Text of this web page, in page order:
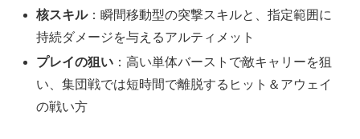
核スキル：瞬間移動型の突撃スキルと、指定範囲に
持続ダメージを与えるアルティメット
プレイの狙い ：高い単体バーストで敵キャリーを狙
い、集団戦では短時間で離脱するヒット＆アウェイ
の戦い方